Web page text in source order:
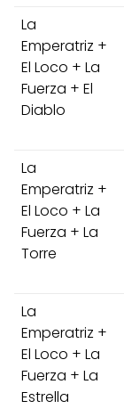
La
Emperatriz +
El Loco + La
Fuerza + El
Diablo
La
Emperatriz +
El Loco + La
Fuerza + La
Torre
La
Emperatriz +
El Loco + La
Fuerza + La
Estrella